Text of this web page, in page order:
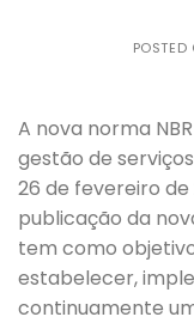
A nova norma
gestão de
26 de fevereiro
publicação da
tem como
estabelecer,
continuamente